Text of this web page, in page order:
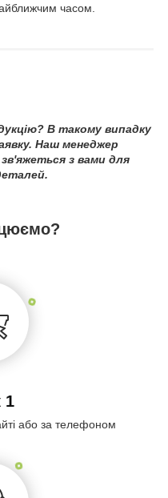
часом.
В такому випадку
Наш менеджер
з вами для
1
або за телефоном